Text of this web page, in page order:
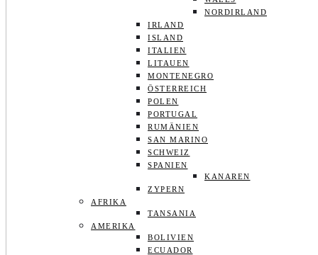
NORDIRLAND
IRLAND
ISLAND
ITALIEN
LITAUEN
MONTENEGRO
ÖSTERREICH
POLEN
PORTUGAL
RUMÄNIEN
SAN MARINO
SCHWEIZ
SPANIEN
KANAREN
ZYPERN
AFRIKA
TANSANIA
AMERIKA
BOLIVIEN
ECUADOR